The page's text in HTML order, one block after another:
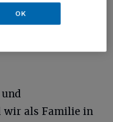
wir als Familie in
OK